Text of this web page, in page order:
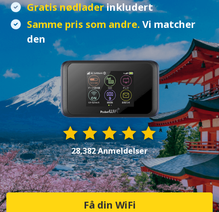
Gratis nødladerinkludert
Samme pris som andre. Vi matcher
den
28,382 Anmeldelser
Få din WiFi